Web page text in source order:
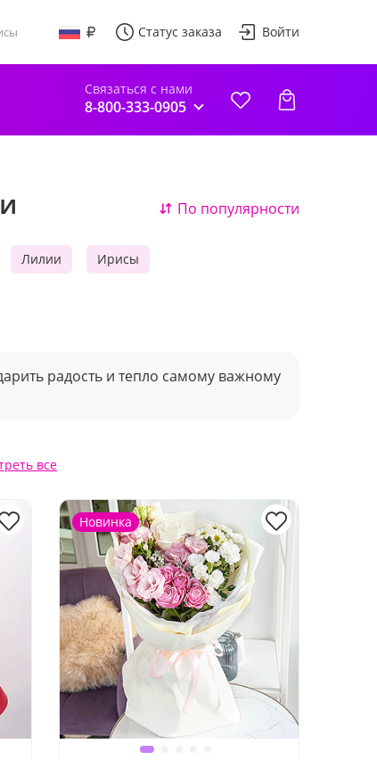
Статус заказа Войти
Связаться с нами
8-800-333-0905
По популярности
Лилии Ирисы
радость и тепло самому важному
все
Новинка